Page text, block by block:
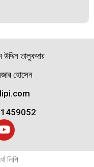
তালুকদার
হোসেন
লিপি